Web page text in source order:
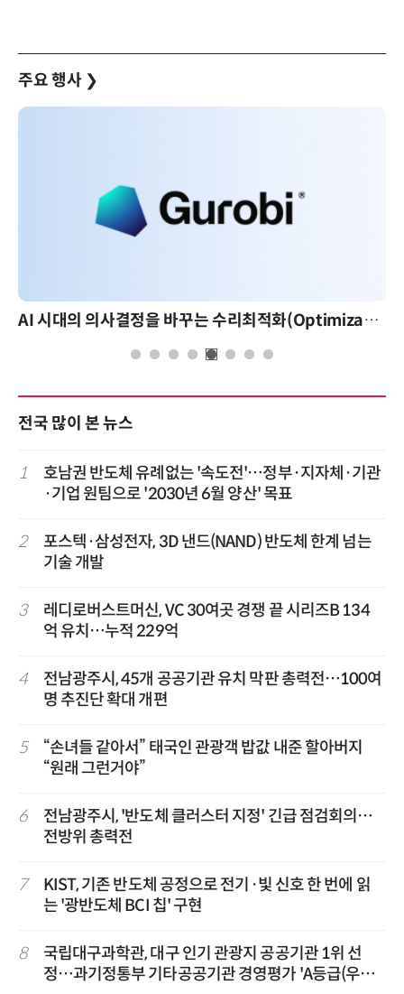
주요 행사 ❯
AI 시대의 의사결정을 바꾸는 수리최적화(Optimization): 실제 산업 적용 사례와 활용 전략 AI 핀옵스 실전 세미나: 폭증하는 AI 토큰 비용
전국 많이 본 뉴스
1
호남권 반도체 유례없는 '속도전'…정부·지자체·기관
·기업 원팀으로 '2030년 6월 양산' 목표
2
포스텍·삼성전자, 3D 낸드(NAND) 반도체 한계 넘는
기술 개발
3
레디로버스트머신, VC 30여곳 경쟁 끝 시리즈B 134
억 유치…누적 229억
4
전남광주시, 45개 공공기관 유치 막판 총력전…100여
명 추진단 확대 개편
5
“손녀들 같아서” 태국인 관광객 밥값 내준 할아버지
“원래 그런거야”
6
전남광주시, '반도체 클러스터 지정' 긴급 점검회의…
전방위 총력전
7
KIST, 기존 반도체 공정으로 전기·빛 신호 한 번에 읽
는 '광반도체 BCI 칩' 구현
8
국립대구과학관, 대구 인기 관광지 공공기관 1위 선
정…과기정통부 기타공공기관 경영평가 'A등급(우수)'